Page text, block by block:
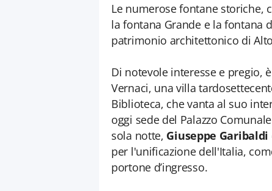
Le numerose fontane storiche,
la fontana Grande e la fontana
patrimonio architettonico di
Di notevole interesse e pregio,
Vernaci, una villa
Biblioteca, che vanta al suo
oggi sede del Palazzo
sola notte, Giuseppe Garibaldi
per l'unificazione dell'Italia,
portone d’ingresso.